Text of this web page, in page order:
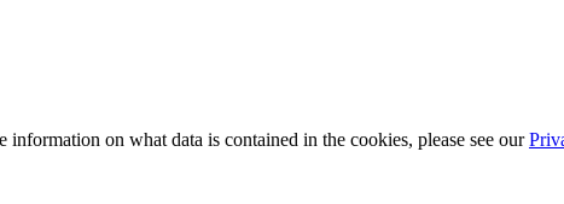
on what data is contained in the cookies, please see our